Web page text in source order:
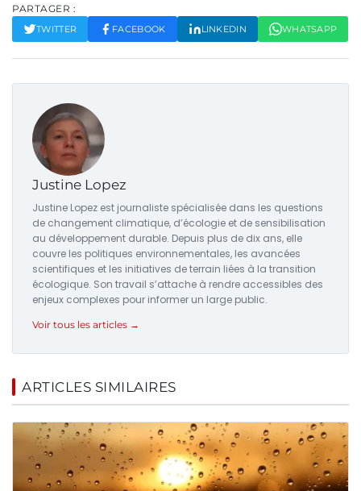
PARTAGER :
TWITTER FACEBOOK LINKEDIN WHATSAPP
Justine Lopez
Justine Lopez est journaliste spécialisée dans les questions
de changement climatique, d’écologie et de sensibilisation
au développement durable. Depuis plus de dix ans, elle
couvre les politiques environnementales, les avancées
scientifiques et les initiatives de terrain liées à la transition
écologique. Son travail s’attache à rendre accessibles des
enjeux complexes pour informer un large public.
Voir tous les articles →
ARTICLES SIMILAIRES